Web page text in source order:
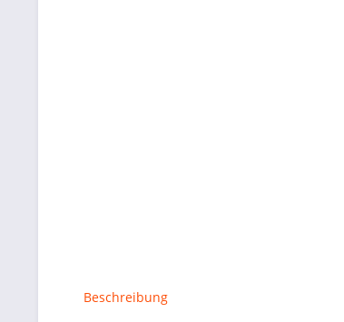
Beschreibung